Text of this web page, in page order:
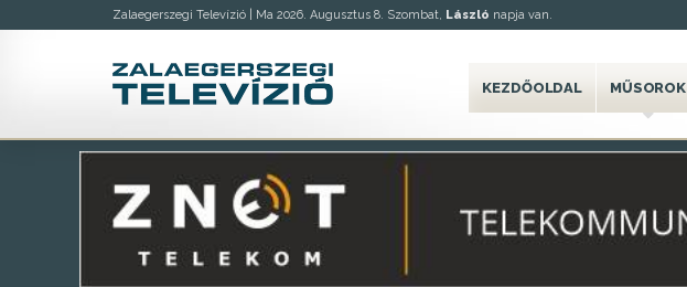
Zalaegerszegi Televízió | Ma 2026. Augusztus 8. Szombat, László napja van.
KEZDŐOLDAL MŰSOROK